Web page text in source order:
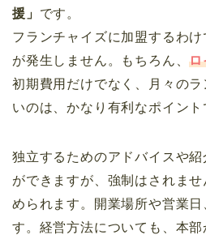
援」 です。
フランチャイズに加盟するわ
が発生しません。もちろん、ロ
初期費用だけでなく、月々の
いのは、かなり有利なポイント
独立するためのアドバイスや
ができますが、強制はされま
められます。開業場所や営業
す。経営方法についても、本